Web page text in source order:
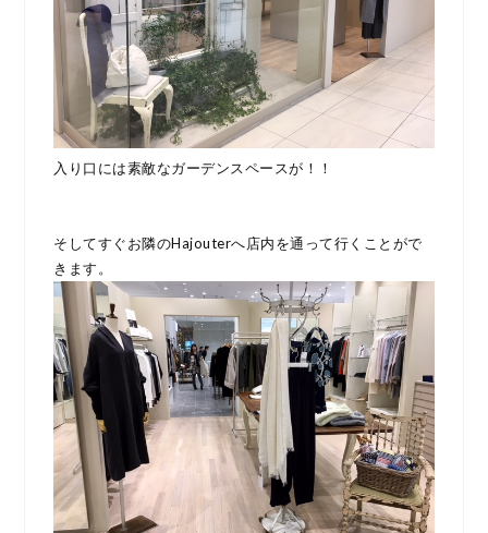
入り口には素敵なガーデンスペースが！！
そしてすぐお隣のHajouterへ店内を通って行くことがで
きます。